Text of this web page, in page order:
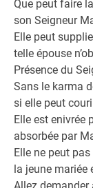
Que peut faire
son Seigneur
Elle peut
telle épouse
Présence du
Sans le karma
si elle peut
Elle est enivrée
absorbée par
Elle ne peut
la jeune mariée